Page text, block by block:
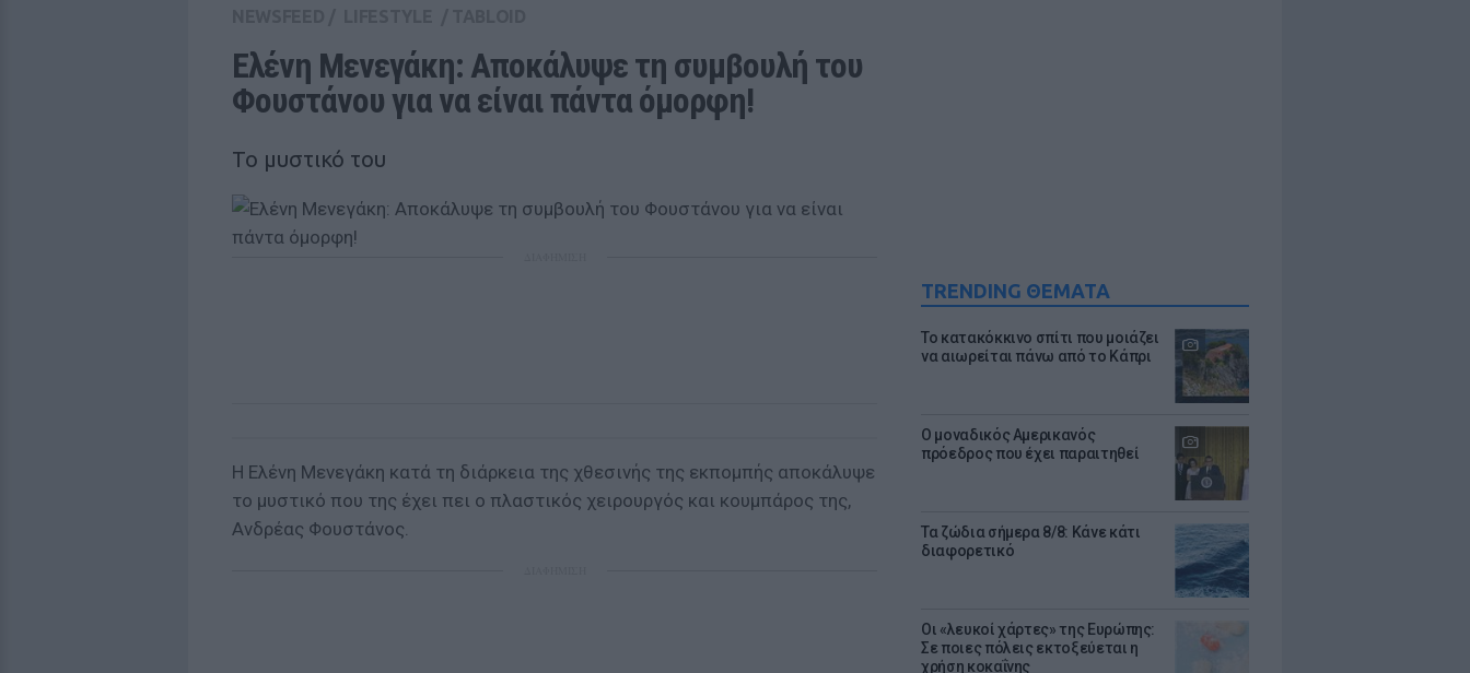
TRENDING ΘΕΜΑΤΑ
Το κατακόκκινο σπίτι που μοιάζει
να αιωρείται πάνω από το Κάπρι
Ο μοναδικός Αμερικανός
πρόεδρος που έχει παραιτηθεί
Τα ζώδια σήμερα 8/8: Κάνε κάτι
διαφορετικό
Οι «λευκοί χάρτες» της Ευρώπης:
Σε ποιες πόλεις εκτοξεύεται η
χρήση κοκαΐνης
Ελένη Μενεγάκη: Αποκάλυψε τη συμβουλή του
Φουστάνου για να είναι πάντα όμορφη!
Το μυστικό του
Η Ελένη Μενεγάκη κατά τη διάρκεια της χθεσινής της εκπομπής αποκάλυψε
το μυστικό που της έχει πει ο πλαστικός χειρουργός και κουμπάρος της,
Ανδρέας Φουστάνος.